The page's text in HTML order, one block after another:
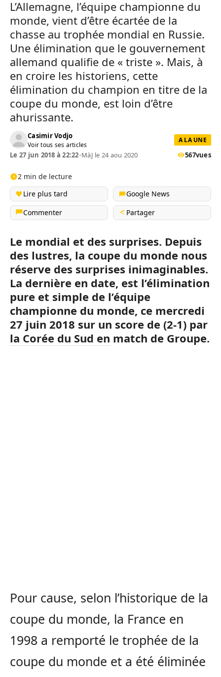
L’Allemagne, l’équipe championne du
monde, vient d’être écartée de la
chasse au trophée mondial en Russie.
Une élimination que le gouvernement
allemand qualifie de « triste ». Mais, à
en croire les historiens, cette
élimination du champion en titre de la
coupe du monde, est loin d’être
ahurissante.
Casimir Vodjo
Voir tous ses articles
A LA UNE
Le 27 jun 2018 à 22:22•MàJ le 24 aou 2020 567vues
2 min de lecture
Lire plus tard
Google News
Commenter
Partager
Le mondial et des surprises. Depuis
des lustres, la coupe du monde nous
réserve des surprises inimaginables.
La dernière en date, est l’élimination
pure et simple de l’équipe
championne du monde, ce mercredi
27 juin 2018 sur un score de (2-1) par
la Corée du Sud en match de Groupe.
Pour cause, selon l’historique de la
coupe du monde, la France en
1998 a remporté le trophée de la
coupe du monde et a été éliminée